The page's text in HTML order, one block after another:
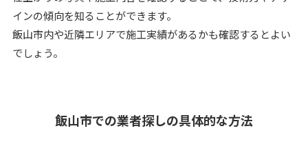
インの傾向を知ることができます。
飯山市内や近隣エリアで施工実績があるかも確認するとよい
でしょう。
飯山市での業者探しの具体的な方法